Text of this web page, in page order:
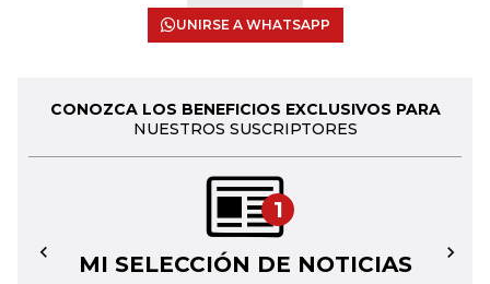
UNIRSE A WHATSAPP
CONOZCA LOS BENEFICIOS EXCLUSIVOS PARA
NUESTROS SUSCRIPTORES
1
MI SELECCIÓN DE NOTICIAS
← →